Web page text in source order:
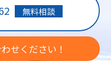
無料相談
せください！